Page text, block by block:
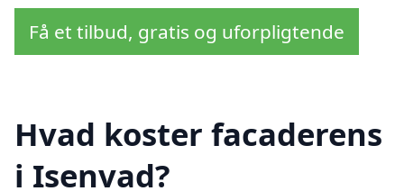
Få et tilbud, gratis og uforpligtende
Hvad koster facaderens
i Isenvad?